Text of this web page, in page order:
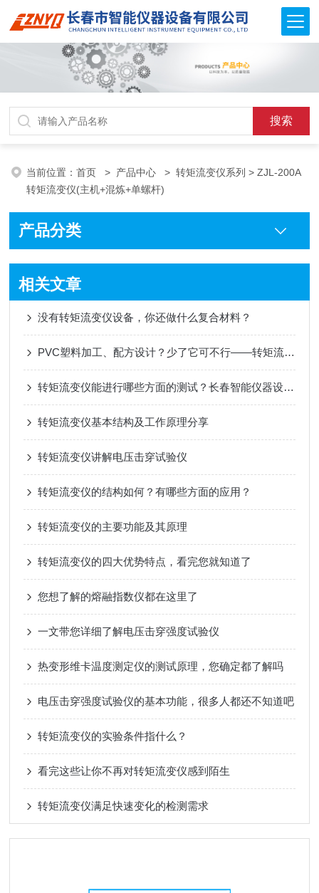
当前位置：首页 > 产品中心 >转矩流变仪系列 > ZJL-200A
转矩流变仪(主机+混炼+单螺杆)
产品分类
相关文章
没有转矩流变仪设备，你还做什么复合材料？
PVC塑料加工、配方设计？少了它可不行——转矩流变仪·PVC塑料加工行业的指明灯
转矩流变仪能进行哪些方面的测试？长春智能仪器设备提供专业解答
转矩流变仪基本结构及工作原理分享
转矩流变仪讲解电压击穿试验仪
转矩流变仪的结构如何？有哪些方面的应用？
转矩流变仪的主要功能及其原理
转矩流变仪的四大优势特点，看完您就知道了
您想了解的熔融指数仪都在这里了
一文带您详细了解电压击穿强度试验仪
热变形维卡温度测定仪的测试原理，您确定都了解吗
电压击穿强度试验仪的基本功能，很多人都还不知道吧
转矩流变仪的实验条件指什么？
看完这些让你不再对转矩流变仪感到陌生
转矩流变仪满足快速变化的检测需求